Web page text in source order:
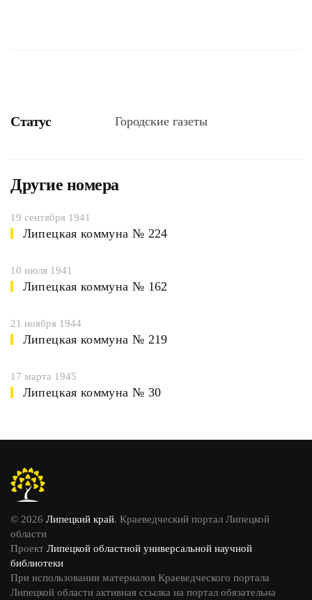
Статус Городские газеты
Другие номера
19 сентября 1941
Липецкая коммуна № 224
10 июля 1941
Липецкая коммуна № 162
21 ноября 1944
Липецкая коммуна № 219
17 марта 1945
Липецкая коммуна № 30
© 2026 Липецкий край. Краеведческий портал Липецкой
области
Проект Липецкой областной универсальной научной
библиотеки
При использовании материалов Краеведческого портала
Липецкой области активная ссылка на портал обязательна